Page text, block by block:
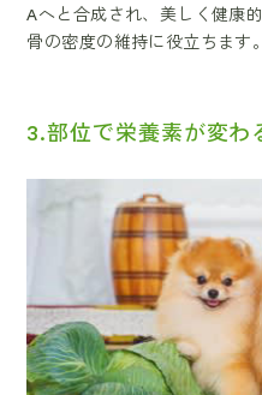
Aへと合成され、美しく健康
骨の密度の維持に役立ちます。
3.部位で栄養素が変わ